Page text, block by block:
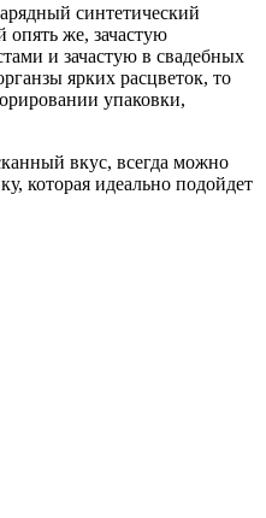
синтетический
опять же, зачастую
и зачастую в свадебных
ярких расцветок, то
упаковки,
вкус, всегда можно
которая идеально подойдет